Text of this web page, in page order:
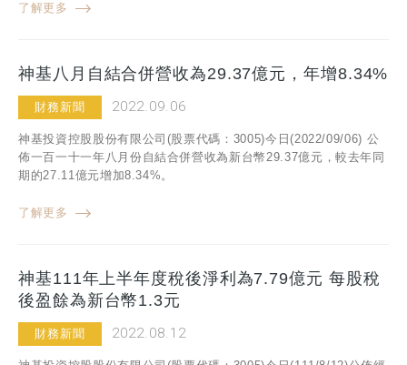
了解更多
神基八月自結合併營收為29.37億元，年增8.34%
財務新聞 2022.09.06
神基投資控股股份有限公司(股票代碼：3005)今日(2022/09/06) 公
佈一百一十一年八月份自結合併營收為新台幣29.37億元，較去年同
期的27.11億元增加8.34%。
了解更多
神基111年上半年度稅後淨利為7.79億元 每股稅
後盈餘為新台幣1.3元
財務新聞 2022.08.12